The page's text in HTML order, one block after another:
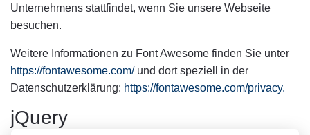
Unternehmens stattfindet, wenn Sie unsere Webseite
besuchen.
Weitere Informationen zu Font Awesome finden Sie unter
https://fontawesome.com/und dort speziell in der
Datenschutzerklärung: https://fontawesome.com/privacy.
jQuery